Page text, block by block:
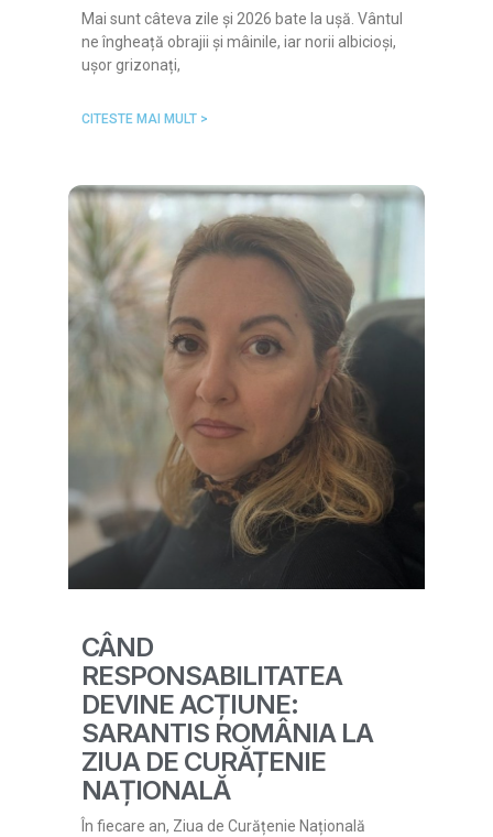
Mai sunt câteva zile și 2026 bate la ușă. Vântul
ne îngheață obrajii și mâinile, iar norii albicioși,
ușor grizonați,
CITESTE MAI MULT >
CÂND
RESPONSABILITATEA
DEVINE ACȚIUNE:
SARANTIS ROMÂNIA LA
ZIUA DE CURĂȚENIE
NAȚIONALĂ
În fiecare an, Ziua de Curățenie Națională